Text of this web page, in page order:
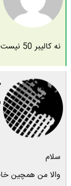
نه کالیبر 50 نیست امکان داره beretباشه
سلام
والا من همچین